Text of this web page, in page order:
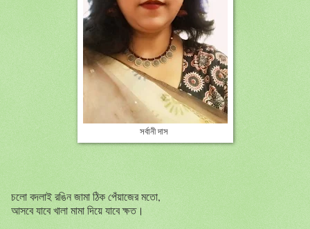
সর্বানী দাস
চলো বদলাই রঙিন জামা ঠিক পেঁয়াজের মতো,
আসবে যাবে খালা মামা দিয়ে যাবে ক্ষত।